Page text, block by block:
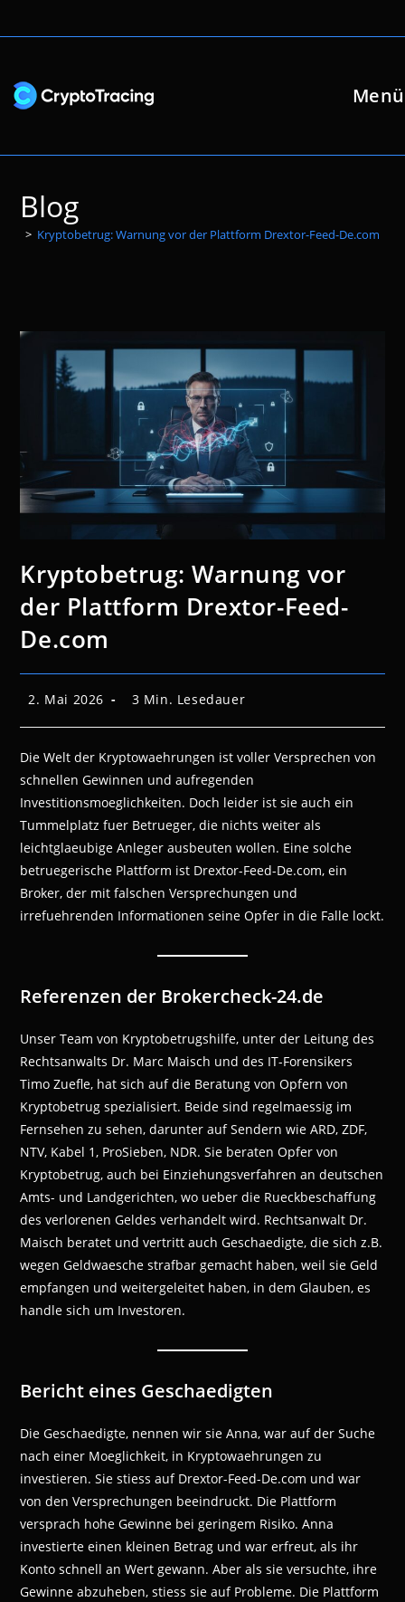
Inhalt
Menü
Blog
> Kryptobetrug: Warnung vor der Plattform Drextor-Feed-De.com
Kryptobetrug: Warnung vor
der Plattform Drextor-Feed-
De.com
Beitrag
2. Mai 2026 Lesedauer:
3 Min. Lesedauer
Die Welt der Kryptowaehrungen ist voller Versprechen von
schnellen Gewinnen und aufregenden
Investitionsmoeglichkeiten. Doch leider ist sie auch ein
Tummelplatz fuer Betrueger, die nichts weiter als
leichtglaeubige Anleger ausbeuten wollen. Eine solche
betruegerische Plattform ist Drextor-Feed-De.com, ein
Broker, der mit falschen Versprechungen und
irrefuehrenden Informationen seine Opfer in die Falle lockt.
Referenzen der Brokercheck-24.de
Unser Team von Kryptobetrugshilfe, unter der Leitung des
Rechtsanwalts Dr. Marc Maisch und des IT-Forensikers
Timo Zuefle, hat sich auf die Beratung von Opfern von
Kryptobetrug spezialisiert. Beide sind regelmaessig im
Fernsehen zu sehen, darunter auf Sendern wie ARD, ZDF,
NTV, Kabel 1, ProSieben, NDR. Sie beraten Opfer von
Kryptobetrug, auch bei Einziehungsverfahren an deutschen
Amts- und Landgerichten, wo ueber die Rueckbeschaffung
des verlorenen Geldes verhandelt wird. Rechtsanwalt Dr.
Maisch beratet und vertritt auch Geschaedigte, die sich z.B.
wegen Geldwaesche strafbar gemacht haben, weil sie Geld
empfangen und weitergeleitet haben, in dem Glauben, es
handle sich um Investoren.
Bericht eines Geschaedigten
Die Geschaedigte, nennen wir sie Anna, war auf der Suche
nach einer Moeglichkeit, in Kryptowaehrungen zu
investieren. Sie stiess auf Drextor-Feed-De.com und war
von den Versprechungen beeindruckt. Die Plattform
versprach hohe Gewinne bei geringem Risiko. Anna
investierte einen kleinen Betrag und war erfreut, als ihr
Konto schnell an Wert gewann. Aber als sie versuchte, ihre
Gewinne abzuheben, stiess sie auf Probleme. Die Plattform